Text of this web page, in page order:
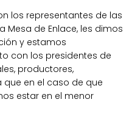
los representantes de las
de Enlace, les dimos
y estamos
con los presidentes de
productores,
que en el caso de que
estar en el menor